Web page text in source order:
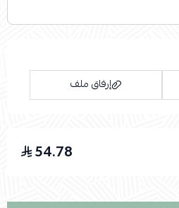
إرفاق ملف
54.78